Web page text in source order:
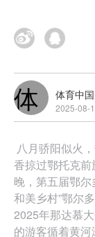
体
育
中
国
体育中
2025-08-
八月骄阳似火
香掠过鄂托克
晚，第五届鄂
和美乡村”鄂尔
2025年那达慕
的游客循着黄河